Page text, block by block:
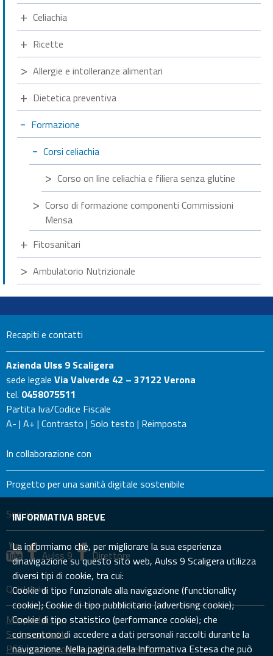
Celiachia
Ricette
Allergie e intolleranze alimentari
Dietetica preventiva
Formazione
Corsi celiachia
Corso on line celiachia e filiera senza glutine
Corso di formazione componenti Commissioni
Mensa
Fitosanitari
Ambulatorio Nutrizionale
Recapiti e contatti
Azienda Ulss 9 Scaligera
sede legale Via Valverde 42 – 37122 Verona
tel. 0458075511
Partita Iva/Codice Fiscale
A- | A+ | Contrasto | Solo testo | Reimposta
In collaborazione con
Progetto per una sanità digitale sostenibile
Seguici su
Aulss 9 Direttore
Quick links
Mappa del sito
Sedi e contatti
PEC: prevenzione.aulss9@pecveneto.it
INFORMATIVA BREVE
La informiamo che, per migliorare la sua esperienza
dinavigazione su questo sito web, Aulss 9 Scaligera utilizza
diversi tipi di cookie, tra cui:
Cookie di tipo funzionale alla navigazione (functionality
cookie); Cookie di tipo pubblicitario (advertisng cookie);
Cookie di tipo statistico (performance cookie); che
consentono di accedere a dati personali raccolti durante la
navigazione. Nella pagina della Informativa Estesa che può